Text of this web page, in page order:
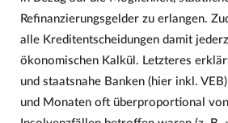
Refinanzierungsgelder zu erlangen.
alle Kreditentscheidungen damit
ökonomischen Kalkül. Letzteres
und staatsnahe Banken (hier inkl.
und Monaten oft überproportional